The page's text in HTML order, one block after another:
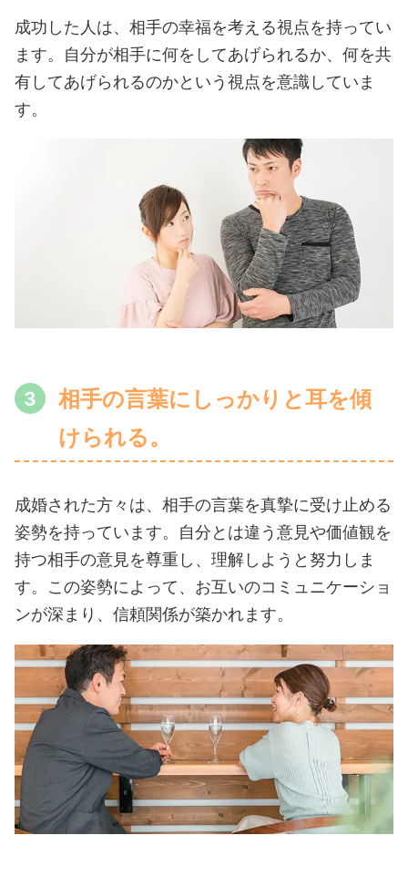
成功した人は、相手の幸福を考える視点を持ってい
ます。自分が相手に何をしてあげられるか、何を共
有してあげられるのかという視点を意識していま
す。
相手の言葉にしっかりと耳を傾
けられる。
成婚された方々は、相手の言葉を真摯に受け止める
姿勢を持っています。自分とは違う意見や価値観を
持つ相手の意見を尊重し、理解しようと努力しま
す。この姿勢によって、お互いのコミュニケーショ
ンが深まり、信頼関係が築かれます。